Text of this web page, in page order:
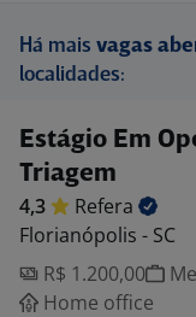
Há mais vagas
localidades:
Estágio Em
Triagem
4,3
Refera
Florianópolis - SC
R$ 1.200,00
Home office